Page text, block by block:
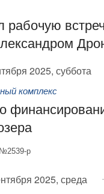
2025, суббота
комплекс
№2539-р
2025, среда